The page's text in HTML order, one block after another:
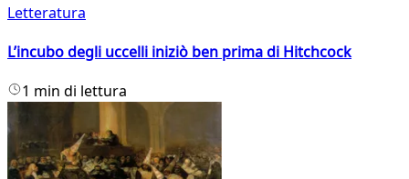
Letteratura
L’incubo degli uccelli iniziò ben prima di Hitchcock
1 min di lettura